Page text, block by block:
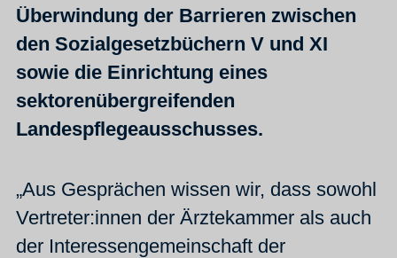
Überwindung der Barrieren zwischen
den Sozialgesetzbüchern V und XI
sowie die Einrichtung eines
sektorenübergreifenden
Landespflegeausschusses.
„Aus Gesprächen wissen wir, dass sowohl
Vertreter:innen der Ärztekammer als auch
der Interessengemeinschaft der